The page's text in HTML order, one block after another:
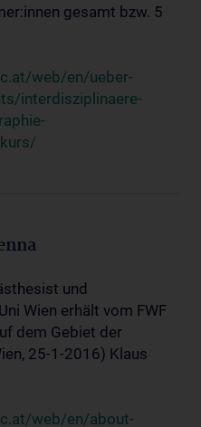
gesamt bzw. 5
web/en/ueber-
interdisziplinaere-
und
Wien erhält vom FWF
dem Gebiet der
25-1-2016) Klaus
web/en/about-